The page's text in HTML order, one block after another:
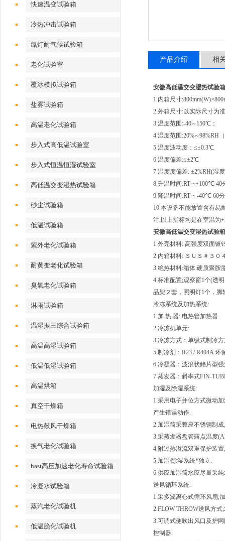
快速温变试验箱
冷热冲击试验箱
氙灯耐气候试验箱
老化试验室
覆冰模拟试验箱
盐雾试验箱
高温老化试验箱
步入式高低温试验室
步入式恒温恒湿试验室
高低温交变湿热试验箱
砂尘试验箱
低温试验箱
紫外老化试验箱
耐黄变老化试验箱
臭氧老化试验箱
淋雨试验箱
温湿振三综合试验箱
高温高湿试验箱
低温低湿试验箱
高温烘箱
真空干燥箱
电热鼓风干燥箱
换气老化试验箱
hast高压加速老化寿命试验箱
冷凝水试验箱
蒸汽老化试验机
低温脆化试验机
产品介绍 相
安徽高低温交变湿热试验箱
1.内箱尺寸
2.外箱尺寸:以实际尺寸为准
3.温度范围:-40∽150℃；
4.湿度范围:20%∽98%RH
5.温度波动度：≤±0.3℃
6.温度偏差:≤±2℃
7.湿度度偏差: ±2%RH(湿
8.升温时间:RT∽+100℃ 40
9.降温时间:RT∽ -40℃ 60
10.本设备不能放置含有易
注:以上指标均是在室温为
安徽高低温交变湿热试验箱
1.外壳材料: 高强度双面镀
2.内箱材料: ＳＵＳ＃３０
3.绝热材料:箱体:硬质聚胺
4.标准配置;观察窗1个(透
品架２套，照明灯1个，
冷冻系统及加热系统:
1.加 热 器: 电热管加热器
2.冷冻机单元:
3.冷冻方式：单级式制冷
5.制冷剂：R23 / R404A 环
6.冷凝器：波浪状鳍片型
7.蒸发器：斜率式FIN-
加湿及除湿系统:
1.采用电子并位方式微动
产生错误动作.
2.加湿筒采整座不锈钢制
3.采蒸发器盘管露点温度
4.附过热溢流双重保护装
5.加湿/除湿系统*独立.
6.供应加湿筒水应尽量采
送风循环系统:
1.采多翼离心式循环风扇,
2.FLOW THROW送风方
3.可调式侧吹出风口及护
控制器: